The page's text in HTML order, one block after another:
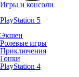
Игры и консоли
PlayStation 5
Экшен
Ролевые игры
Приключения
Гонки
PlayStation 4